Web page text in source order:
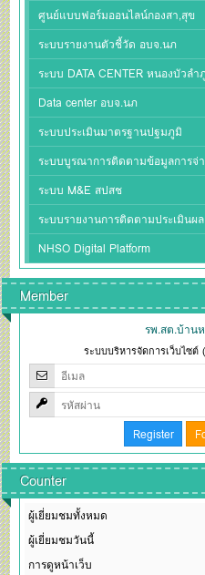
ศูนย์แบบฟอร์มออนไลน์กองสา,สุข
ระบบรายงานตัวชี้วัด อบจ.นภ
ระบบ DATA CENTER หนองบัวลำ
Data center อบจ.นภ
ระบบประเมินมาตรฐานปฐมภูมิ
ระบบบูรณาการติดตามข้อมูลการจ่
ระบบ M&E สปสช
ระบบรายงานการติดตามประเมินผ
NHSO Digital Platform
Member
รพ.สต.บ้าน
ระบบบริหารจัดการเว็บไซต์
Counter
ผู้เยี่ยมชมทั้งหมด
ผู้เยี่ยมชมวันนี้
การดูหน้าเว็บ